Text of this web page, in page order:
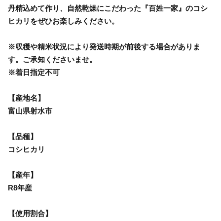
丹精込めて作り、自然乾燥にこだわった『百姓一家』のコシ
ヒカリをぜひお楽しみください。
※収穫や精米状況により発送時期が前後する場合がありま
す。ご承知くださいませ。
※着日指定不可
【産地名】
富山県射水市
【品種】
コシヒカリ
【産年】
R8年産
【使用割合】